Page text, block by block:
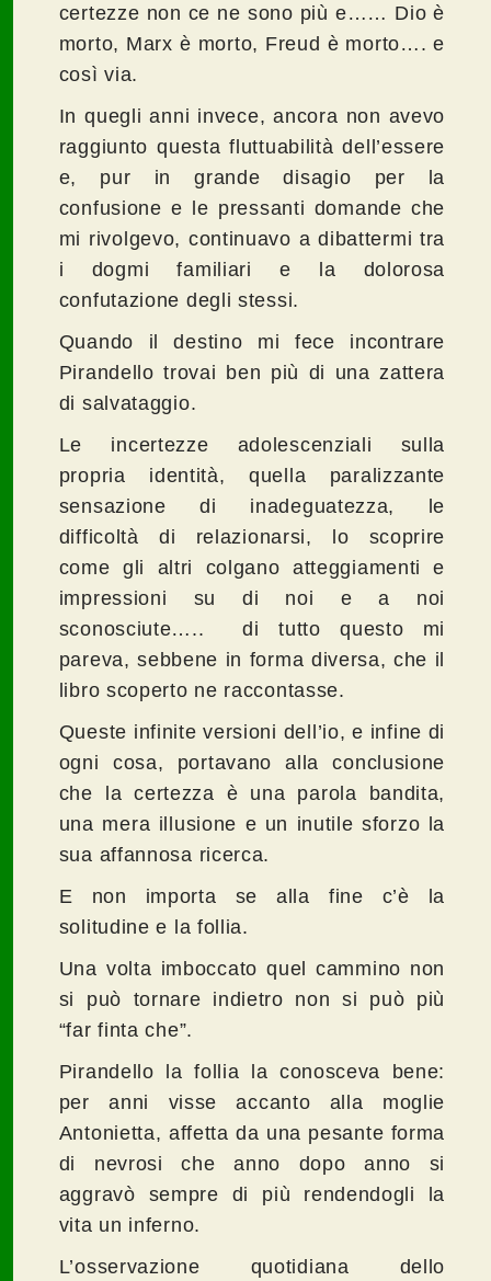
certezze non ce ne sono più e…… Dio è
morto, Marx è morto, Freud è morto…. e
così via.
In quegli anni invece, ancora non avevo
raggiunto questa fluttuabilità dell’essere
e, pur in grande disagio per la
confusione e le pressanti domande che
mi rivolgevo, continuavo a dibattermi tra
i dogmi familiari e la dolorosa
confutazione degli stessi.
Quando il destino mi fece incontrare
Pirandello trovai ben più di una zattera
di salvataggio.
Le incertezze adolescenziali sulla
propria identità, quella paralizzante
sensazione di inadeguatezza, le
difficoltà di relazionarsi, lo scoprire
come gli altri colgano atteggiamenti e
impressioni su di noi e a noi
sconosciute….. di tutto questo mi
pareva, sebbene in forma diversa, che il
libro scoperto ne raccontasse.
Queste infinite versioni dell’io, e infine di
ogni cosa, portavano alla conclusione
che la certezza è una parola bandita,
una mera illusione e un inutile sforzo la
sua affannosa ricerca.
E non importa se alla fine c’è la
solitudine e la follia.
Una volta imboccato quel cammino non
si può tornare indietro non si può più
“far finta che”.
Pirandello la follia la conosceva bene:
per anni visse accanto alla moglie
Antonietta, affetta da una pesante forma
di nevrosi che anno dopo anno si
aggravò sempre di più rendendogli la
vita un inferno.
L’osservazione quotidiana dello